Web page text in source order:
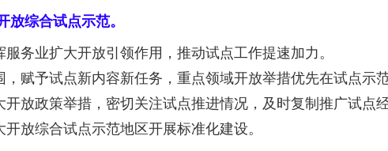
放综合试点示范。
务业扩大开放引领作用，推动试点工作提速加力。
赋予试点新内容新任务，重点领域开放举措优先在试点示范
放政策举措，密切关注试点推进情况，及时复制推广试点经
放综合试点示范地区开展标准化建设。